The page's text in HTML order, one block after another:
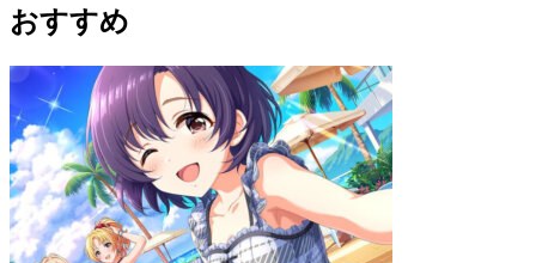
ビ
ゲ
ー
シ
ョ
ン
おすすめ